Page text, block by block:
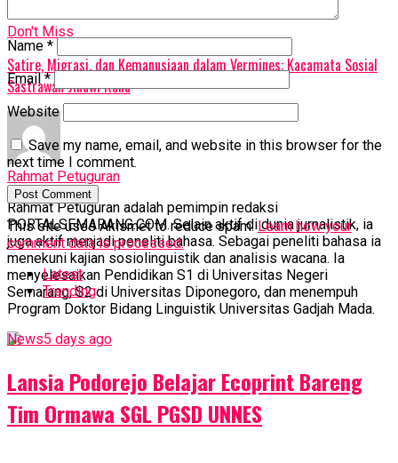
Don't Miss
Satire, Migrasi, dan Kemanusiaan dalam Vermines: Kacamata Sosial
Sastrawan Jinawi Rana
Rahmat Petuguran
Rahmat Petuguran adalah pemimpin redaksi
PORTALSEMARANG.COM. Selain aktif di dunia jurnalistik, ia
juga aktif menjadi peneliti bahasa. Sebagai peneliti bahasa ia
menekuni kajian sosiolinguistik dan analisis wacana. Ia
menyelesaikan Pendidikan S1 di Universitas Negeri
Semarang, S2 di Universitas Diponegoro, dan menempuh
Program Doktor Bidang Linguistik Universitas Gadjah Mada.
Name *
Email *
Website
Save my name, email, and website in this browser for the
next time I comment.
This site uses Akismet to reduce spam.Learn how your
comment data is processed.
Latest
Trending
News5 days ago
Lansia Podorejo Belajar Ecoprint Bareng
Tim Ormawa SGL PGSD UNNES